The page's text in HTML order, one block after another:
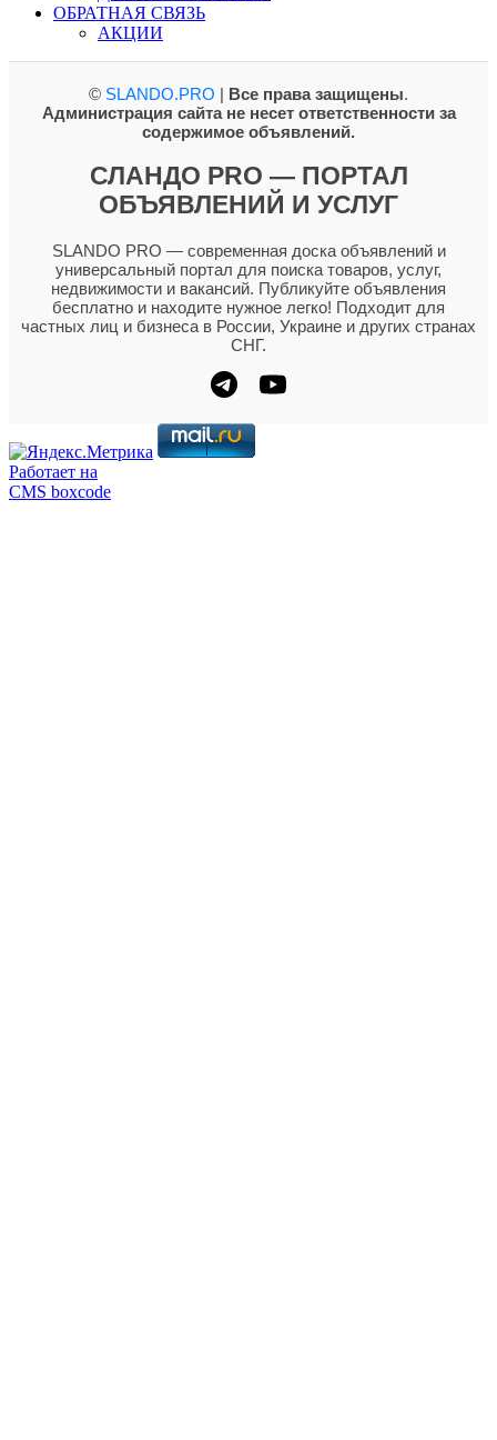
ОБРАТНАЯ СВЯЗЬ
АКЦИИ
© SLANDO.PRO | Все права защищены.
Администрация сайта не несет ответственности за
содержимое объявлений.
СЛАНДО PRO — ПОРТАЛ
ОБЪЯВЛЕНИЙ И УСЛУГ
SLANDO PRO — современная доска объявлений и
универсальный портал для поиска товаров, услуг,
недвижимости и вакансий. Публикуйте объявления
бесплатно и находите нужное легко! Подходит для
частных лиц и бизнеса в России, Украине и других странах
СНГ.
Работает на
CMS boxcode